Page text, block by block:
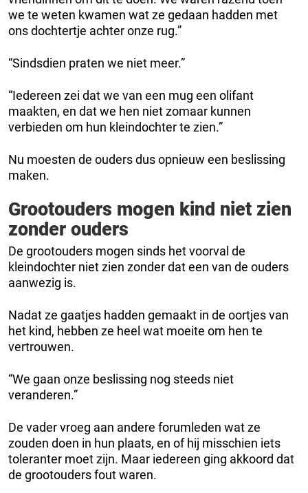
we te weten kwamen wat ze gedaan hadden met
ons dochtertje achter onze rug.”
“Sindsdien praten we niet meer.”
“Iedereen zei dat we van een mug een olifant
maakten, en dat we hen niet zomaar kunnen
verbieden om hun kleindochter te zien.”
Nu moesten de ouders dus opnieuw een beslissing
maken.
Grootouders mogen kind niet zien
zonder ouders
De grootouders mogen sinds het voorval de
kleindochter niet zien zonder dat een van de ouders
aanwezig is.
Nadat ze gaatjes hadden gemaakt in de oortjes van
het kind, hebben ze heel wat moeite om hen te
vertrouwen.
“We gaan onze beslissing nog steeds niet
veranderen.”
De vader vroeg aan andere forumleden wat ze
zouden doen in hun plaats, en of hij misschien iets
toleranter moet zijn. Maar iedereen ging akkoord dat
de grootouders fout waren.